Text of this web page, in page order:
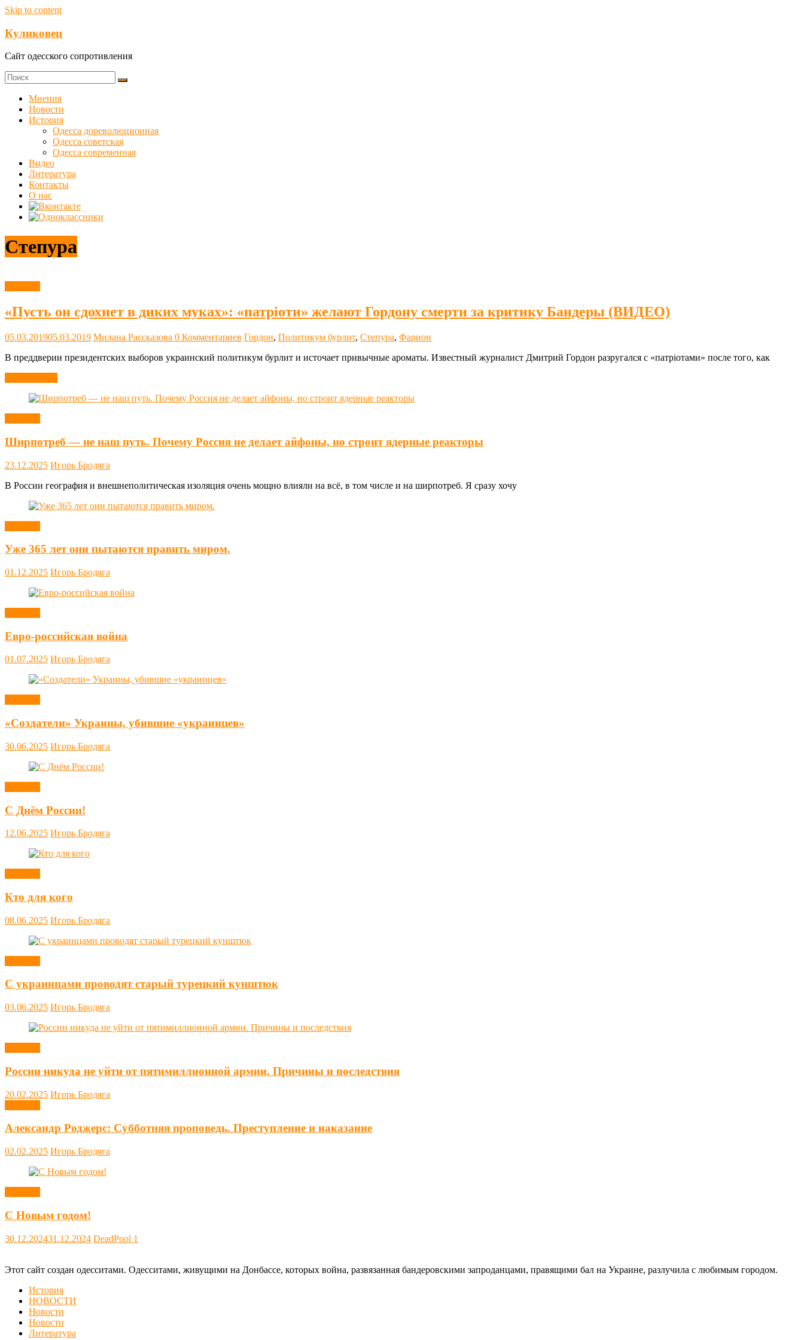
Skip to content
Куликовец
Сайт одесского сопротивления
Мнения
Новости
История
Одесса дореволюционная
Одесса советская
Одесса современная
Видео
Литература
Контакты
О нас
Степура
«Пусть он сдохнет в диких муках»: «патрiоти» желают Гордону смерти за критику Бандеры (ВИДЕО)
05.03.201905.03.2019 Милана Рассказова 0 Комментариев Гордон, Политикум бурлит, Степура, Фарион
В преддверии президентских выборов украинский политикум бурлит и источает привычные ароматы. Известный журналист Дмитрий Гордон разругался с «патрiотами» после того, как
Ширпотреб — не наш путь. Почему Россия не делает айфоны, но строит ядерные реакторы
23.12.2025 Игорь Бродяга
В России география и внешнеполитическая изоляция очень мощно влияли на всё, в том числе и на ширпотреб. Я сразу хочу
Уже 365 лет они пытаются править миром.
01.12.2025 Игорь Бродяга
Евро-российская война
01.07.2025 Игорь Бродяга
«Создатели» Украины, убившие «украинцев»
30.06.2025 Игорь Бродяга
С Днём России!
12.06.2025 Игорь Бродяга
Кто для кого
08.06.2025 Игорь Бродяга
С украинцами проводят старый турецкий кунштюк
03.06.2025 Игорь Бродяга
России никуда не уйти от пятимиллионной армии. Причины и последствия
20.02.2025 Игорь Бродяга
Александр Роджерс: Субботняя проповедь. Преступление и наказание
02.02.2025 Игорь Бродяга
С Новым годом!
30.12.202431.12.2024 DeadPool 1
Этот сайт создан одесситами. Одесситами, живущими на Донбассе, которых война, развязанная бандеровскими запроданцами, правящими бал на Украине, разлучила с любимым городом.
История
НОВОСТИ
Новости
Новости
Литература